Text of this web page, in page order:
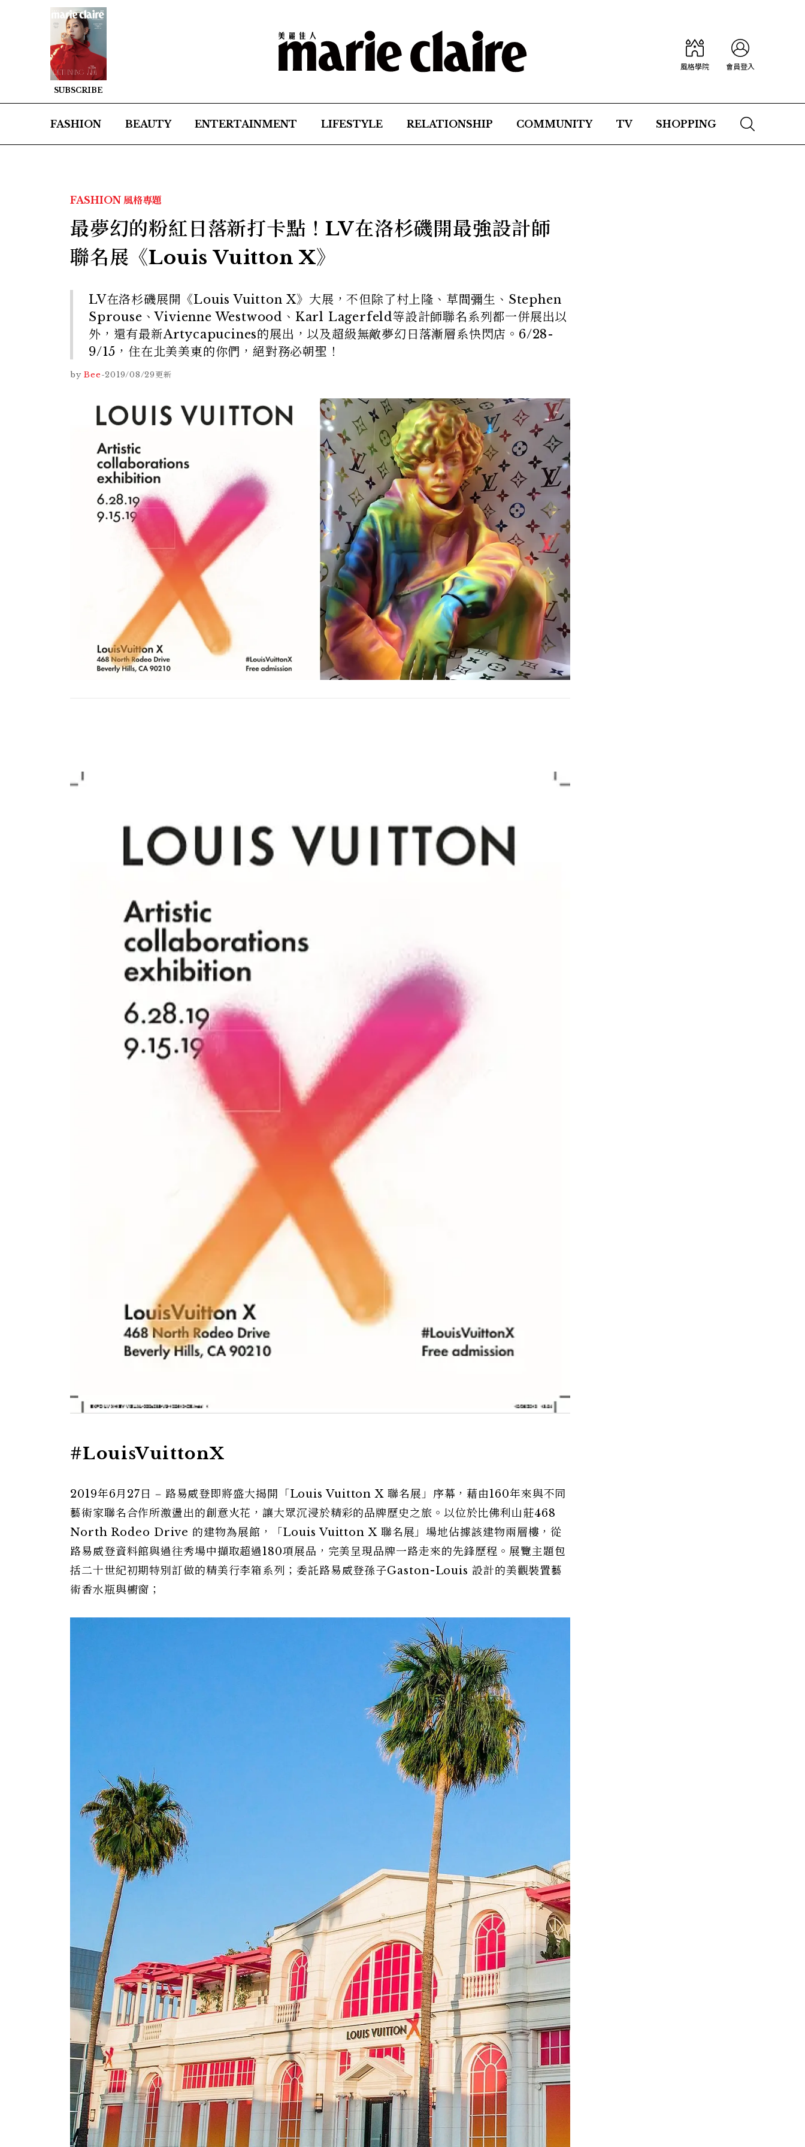
SUBSCRIBE
風格學院 會員登入
FASHION BEAUTY ENTERTAINMENT LIFESTYLE RELATIONSHIP COMMUNITY TV SHOPPING
FASHION 風格專題
最夢幻的粉紅日落新打卡點！LV在洛杉磯開最強設計師
聯名展《Louis Vuitton X》
LV在洛杉磯展開《Louis Vuitton X》大展，不但除了村上隆、草間彌生、Stephen
Sprouse、Vivienne Westwood、Karl Lagerfeld等設計師聯名系列都一併展出以
外，還有最新Artycapucines的展出，以及超級無敵夢幻日落漸層系快閃店。6/28-
9/15，住在北美美東的你們，絕對務必朝聖！
by Bee-2019/08/29更新
#LouisVuittonX
2019年6月27日 ‒ 路易威登即將盛大揭開「Louis Vuitton X 聯名展」序幕，藉由160年來與不同
藝術家聯名合作所激盪出的創意火花，讓大眾沉浸於精彩的品牌歷史之旅。以位於比佛利山莊468
North Rodeo Drive 的建物為展館，「Louis Vuitton X 聯名展」場地佔據該建物兩層樓，從
路易威登資料館與過往秀場中擷取超過180項展品，完美呈現品牌一路走來的先鋒歷程。展覽主題包
括二十世紀初期特別訂做的精美行李箱系列；委託路易威登孫子Gaston-Louis 設計的美觀裝置藝
術香水瓶與櫥窗；